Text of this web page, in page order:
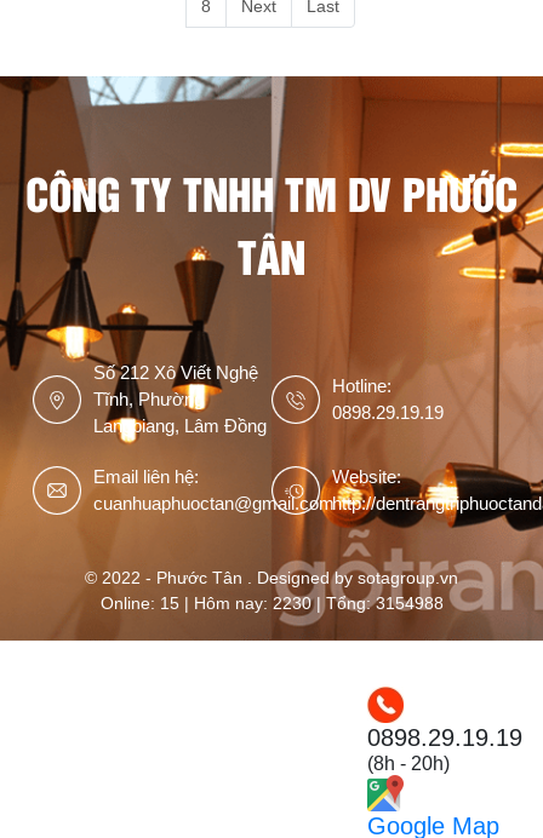
8 Next Last
CÔNG TY TNHH TM DV PHƯỚC
TÂN
Số 212 Xô Viết Nghệ
Tĩnh, Phường
Langbiang, Lâm Đồng
Hotline:
0898.29.19.19
Email liên hệ:
cuanhuaphuoctan@gmail.com
Website:
http://
© 2022 - Phước Tân . Designed by sotagroup.vn
Online: 15 | Hôm nay: 2230 | Tổng: 3154988
0898.29.19.19
(8h - 20h)
Google Map